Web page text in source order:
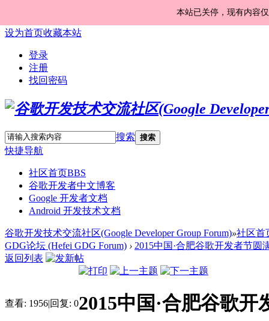
本站已关停，现有内容
设为首页收藏本站
登录
注册
找回密码
搜索 搜索
快捷导航
社区首页BBS
谷歌开发者中文博客
Google 开发者文档
Android 开发技术文档
谷歌开发技术交流社区(Google Developer Group Forum)»社区首
GDG论坛 (Hefei GDG Forum) › 2015中国·合肥谷歌开发者节圆
返回列表
查看: 1956|回复: 02015中国·合肥谷歌开